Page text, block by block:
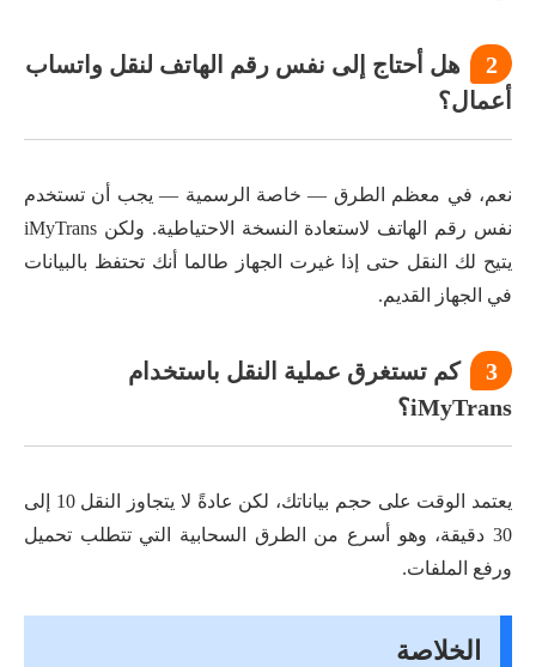
2
هل أحتاج إلى نفس رقم الهاتف لنقل واتساب
أعمال؟
نعم، في معظم الطرق — خاصة الرسمية — يجب أن تستخدم
نفس رقم الهاتف لاستعادة النسخة الاحتياطية. ولكن iMyTrans
يتيح لك النقل حتى إذا غيرت الجهاز طالما أنك تحتفظ بالبيانات
في الجهاز القديم.
3
كم تستغرق عملية النقل باستخدام
iMyTrans؟
يعتمد الوقت على حجم بياناتك، لكن عادةً لا يتجاوز النقل 10 إلى
30 دقيقة، وهو أسرع من الطرق السحابية التي تتطلب تحميل
ورفع الملفات.
الخلاصة